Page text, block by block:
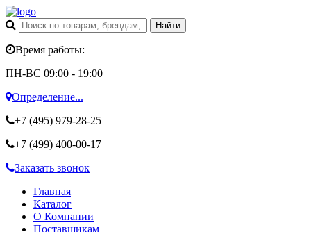
Время работы:
ПН-ВС 09:00 - 19:00
Определение...
+7 (495) 979-28-25
+7 (499) 400-00-17
Заказать звонок
Главная
Каталог
О Компании
Поставщикам